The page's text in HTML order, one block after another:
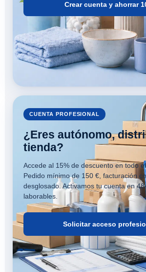
Crear cuenta y ahorrar
CUENTA PROFESIONAL
¿Eres autónomo,
tienda?
Accede al 15% de descuento en todo
Pedido mínimo de 150 €, facturación
desglosado. Activamos tu cuenta en
laborables.
Solicitar acceso